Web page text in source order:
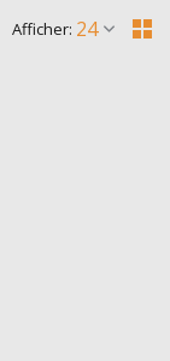
Afficher: